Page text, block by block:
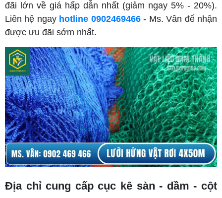
đãi lớn về giá hấp dẫn nhất (giảm ngay 5% - 20%).
Liên hệ ngay hotline 0902469466- Ms. Vân để nhận
được ưu đãi sớm nhất.
Địa chỉ cung cấp cục kê sàn - dầm - cột